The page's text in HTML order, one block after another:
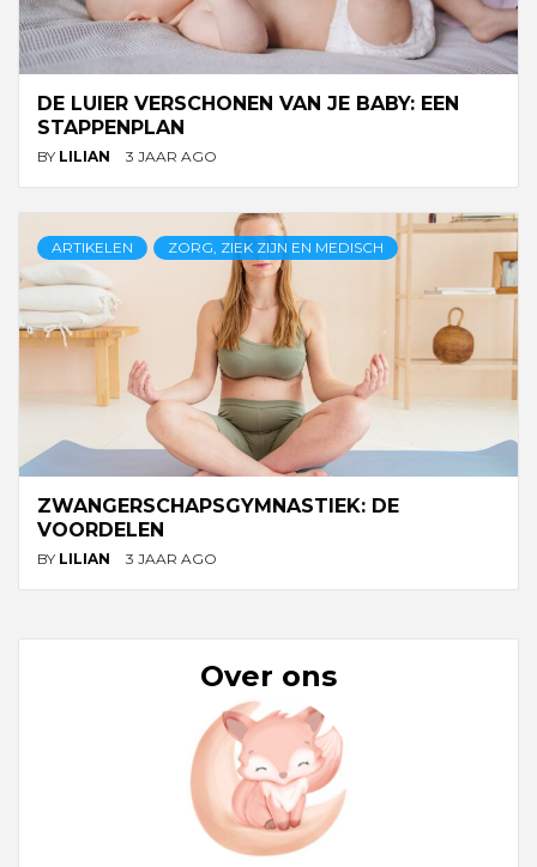
DE LUIER VERSCHONEN VAN JE BABY: EEN
STAPPENPLAN
BY LILIAN 3 JAAR AGO
ARTIKELEN ZORG, ZIEK ZIJN EN MEDISCH
ZWANGERSCHAPSGYMNASTIEK: DE
VOORDELEN
BY LILIAN 3 JAAR AGO
Over ons